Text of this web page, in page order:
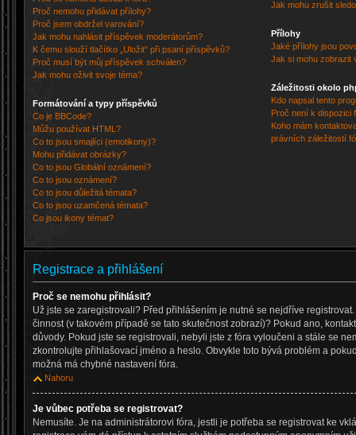
Proč nemohu přidávat přílohy?
Proč jsem obdržel varování?
Jak mohu nahlásit příspěvek moderátorům?
K čemu slouží tlačítko „Uložit“ při psaní příspěvků?
Proč musí být můj příspěvek schválen?
Jak mohu oživit svoje téma?
Formátování a typy příspěvků
Co je BBCode?
Můžu používat HTML?
Co to jsou smajlíci (emotikony)?
Mohu přidávat obrázky?
Co to jsou Globální oznámení?
Co to jsou oznámení?
Co to jsou důležitá témata?
Co to jsou uzamčená témata?
Co jsou ikony témat?
Jak mohu zrušit
Přílohy
Jaké přílohy jsou
Jak si mohu zobrazit
Záležitosti okolo
Kdo napsal tento
Proč není k dispozici
Koho mám
právních záležitostí
Registrace a přihlášení
Proč se nemohu přihlásit?
Už jste se zaregistrovali? Před přihlášením je nutné se nejdříve
činnost (v takovém případě se tato skutečnost zobrazí)? Pokud ano,
důvody. Pokud jste se registrovali, nebyli jste z fóra vyloučeni a stále se
zkontrolujte přihlašovací jméno a heslo. Obvykle toto bývá problém a
možná má chybné nastavení fóra.
Nahoru
Je vůbec potřeba se registrovat?
Nemusíte. Je na administrátorovi fóra, jestli je potřeba se registrovat ke